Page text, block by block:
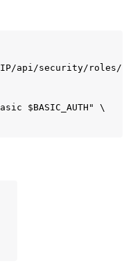
api/security/roles/
$BASIC_AUTH" \